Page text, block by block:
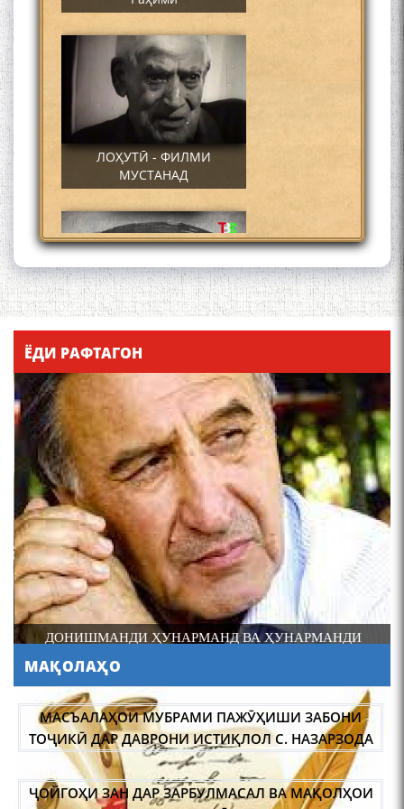
ЛОҲУТӢ - ФИЛМИ
МУСТАНАД
Қадамҷо - Лоҳутӣ
4-уми декабр- зодрӯзи
шоири абадзинда Абулқосим
Лоҳутӣ
АБУЛҚОСИМ ЛОҲУТӢ /
ABULQOSIM LOHUTY/
ЁДИ РАФТАГОН
ДОНИШМАНДИ ҲУНАРМАНД ВА ҲУНАРМАНДИ
МАҚОЛАҲО
МАСЪАЛАҲОИ МУБРАМИ ПАЖӮҲИШИ ЗАБОНИ
ТОҶИКӢ ДАР ДАВРОНИ ИСТИҚЛОЛ С. НАЗАРЗОДА
ҶОЙГОҲИ ЗАН ДАР ЗАРБУЛМАСАЛ ВА МАҚОЛҲОИ
ТОҶИКӢ